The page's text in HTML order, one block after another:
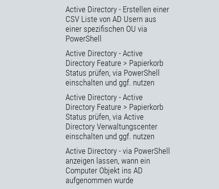
Active Directory - Erstellen einer
CSV Liste von AD Usern aus
einer spezifischen OU via
PowerShell
Active Directory - Active
Directory Feature > Papierkorb
Status prüfen, via PowerShell
einschalten und ggf. nutzen
Active Directory - Active
Directory Feature > Papierkorb
Status prüfen, via Active
Directory Verwaltungscenter
einschalten und ggf. nutzen
Active Directory - via PowerShell
anzeigen lassen, wann ein
Computer Objekt ins AD
aufgenommen wurde